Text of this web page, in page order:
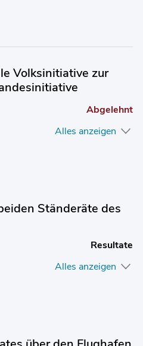
Volksinitiative zur
Abgelehnt
Alles anzeigen
Ständeräte des
Resultate
Alles anzeigen